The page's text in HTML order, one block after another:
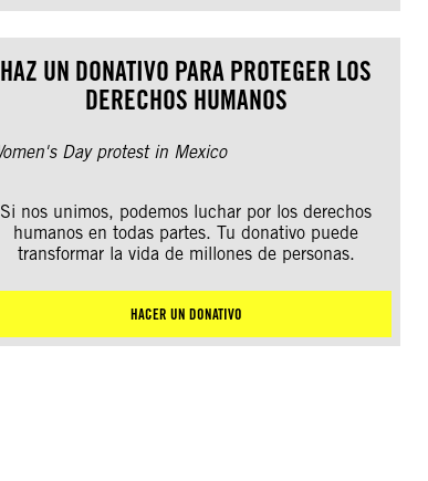
HAZ UN DONATIVO PARA PROTEGER LOS
DERECHOS HUMANOS
Si nos unimos, podemos luchar por los derechos
humanos en todas partes. Tu donativo puede
transformar la vida de millones de personas.
HACER UN DONATIVO